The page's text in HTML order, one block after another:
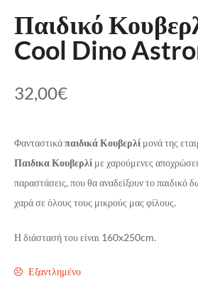
Παιδικό
Cool Dino
32,00€
Φανταστικάπαιδικά Κουβερλί μονά της
Παιδικα Κουβερλί με χαρούμενες
παραστάσεις, που θα αναδείξουν το παιδικό
χαρά σε όλους τους μικρούς μας φίλους.
Η διάστασή του είναι 160x250cm.
Εξαντλημένο